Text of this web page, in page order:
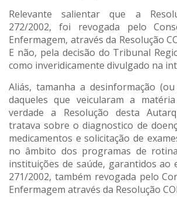
Relevante salientar que a
272/2002, foi revogada pelo
Enfermagem, através da Resolução
E não, pela decisão do Tribunal
como inveridicamente divulgado na
Aliás, tamanha a desinformação
daqueles que veicularam a
verdade a Resolução desta
tratava sobre o diagnostico de
medicamentos e solicitação de
no âmbito dos programas de
instituições de saúde, garantidos ao
271/2002, também revogada pelo
Enfermagem através da Resolução